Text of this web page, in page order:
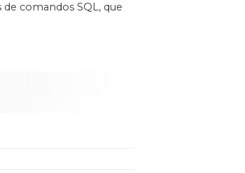
comandos SQL, que